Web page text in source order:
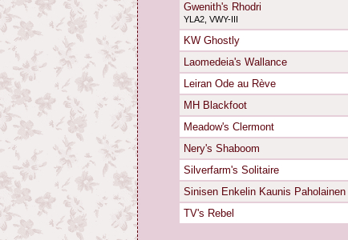
Gwenith's Rhodri
YLA2, VWY-III
KW Ghostly
Laomedeia's Wallance
Leiran Ode au Rève
MH Blackfoot
Meadow's Clermont
Nery's Shaboom
Silverfarm's Solitaire
Sinisen Enkelin Kaunis Paholainen
TV's Rebel